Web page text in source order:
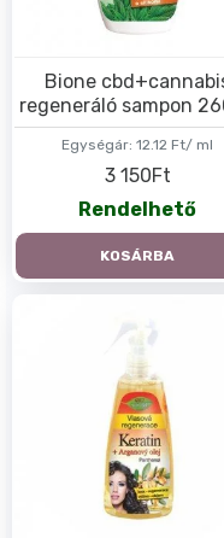
Egységár: 12.12 Ft/ ml
Bione
regeneráló sampon
3 150Ft
Rendelhető
KOSÁRBA